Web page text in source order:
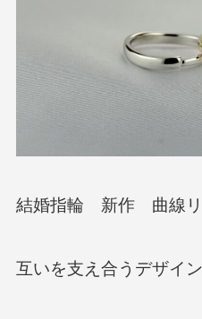
結婚指輪 新作 曲線
互いを支え合うデザイ